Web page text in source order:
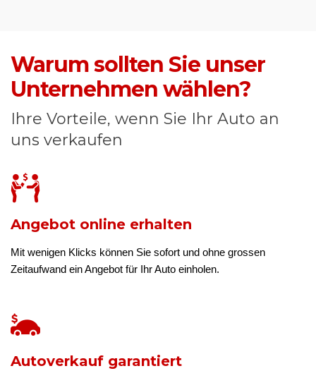
Warum sollten Sie unser
Unternehmen wählen?
Ihre Vorteile, wenn Sie Ihr Auto an
uns verkaufen
Angebot online erhalten
Mit wenigen Klicks können Sie sofort und ohne grossen
Zeitaufwand ein Angebot für Ihr Auto einholen.
Autoverkauf garantiert